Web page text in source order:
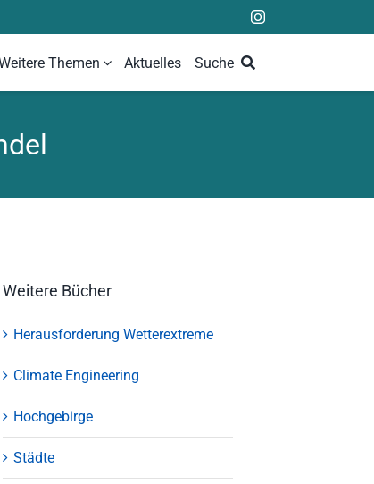
Themen Aktuelles Suche
Weitere Bücher
Herausforderung Wetterextreme
Climate Engineering
Hochgebirge
Städte